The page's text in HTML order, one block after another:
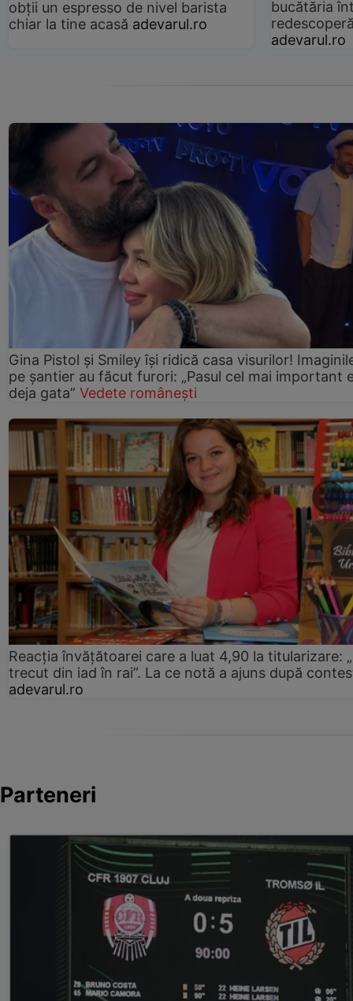
obții un espresso de nivel barista
chiar la tine acasă adevarul.ro
bucătăria
adevarul.ro
Gina Pistol și Smiley își ridică casa visurilor!
pe șantier au făcut furori: „Pasul cel mai important
deja gata” Vedete românești
Reacția învățătoarei care a luat 4,90 la titularizare:
trecut din iad în rai”. La ce notă a ajuns după
adevarul.ro
Parteneri